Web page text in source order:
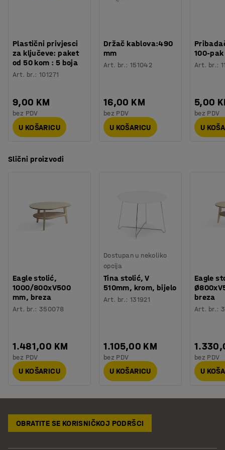
Procjena vremena:
Težina: 19,55 kg
Montaža: Dolazi nesastavljeno
Kvaliteta - Eko oznaka
Möbelfakta 120251023
Plastični privjesci
za ključeve: paket
od 50 kom : 5 boja
Art. br.:101271
9,00 KM
bez PDV
U KOŠARICU
Držač kablova:490
mm
Art. br.: 151042
16,00 KM
bez PDV
U KOŠARICU
100-pak
Art. br.:
5,00
bez PDV
U
Slični proizvodi
Eagle stolić,
1000/800xV500
mm, breza
Art. br.:350078
1.481,00 KM
bez PDV
U KOŠARICU
Dostupan u nekoliko
opcija
Tina stolić, V
510mm, krom, bijelo
Art. br.: 131921
1.105,00 KM
bez PDV
U KOŠARICU
Eagle
breza
Art. br.:
bez PDV
U
OBRATITE SE KORISNIČKOJ PODRŠCI